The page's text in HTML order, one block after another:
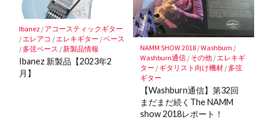
Ibanez/ アコースティックギター
/エレアコ /エレキギター /ベース
/ 多弦ベース /新製品情報
Ibanez 新製品【2023年2
月】
NAMM SHOW 2018/Washburn /
Washburn通信/ その他/ エレキギ
ター / ギタリスト向け機材/ 多弦
ギター
【Washburn通信】第32回
まだまだ続くThe NAMM
show 2018レポート！